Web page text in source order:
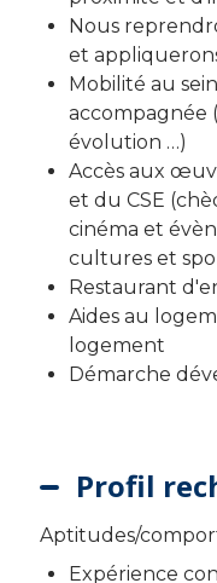
Nous
et
Mobilité au
accompagnée
évolution …)
Accès aux
et du CSE
cinéma et
cultures et
Restaurant
Aides au
logement
Démarche
Profil
Aptitudes/
Expérience